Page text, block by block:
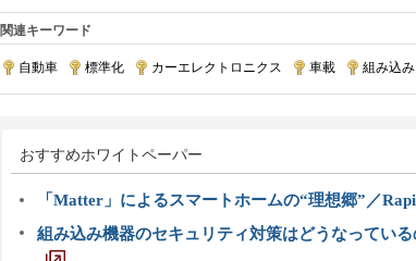
関連キーワード
自動車 標準化 カーエレクトロニクス 車載 組み込
おすすめホワイトペーパー
「Matter」によるスマートホームの“理想郷”／
組み込み機器のセキュリティ対策はどうなってい